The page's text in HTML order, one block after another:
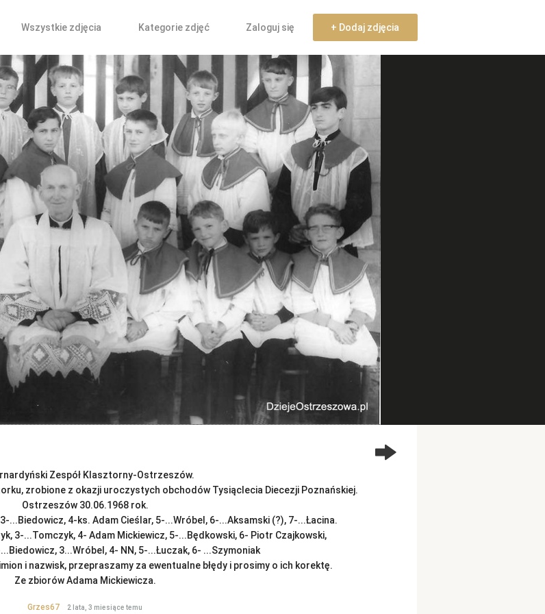
Wszystkie zdjęcia Kategorie zdjęć Zaloguj się + Dodaj zdjęcia
Zespół Klasztorny-Ostrzeszów.
zrobione z okazji uroczystych obchodów Tysiąclecia Diecezji Poznańskiej.
Ostrzeszów 30.06.1968 rok.
...Biedowicz, 4-ks. Adam Cieślar, 5-...Wróbel, 6-...Aksamski (?), 7-...Łacina.
3-...Tomczyk, 4- Adam Mickiewicz, 5-...Będkowski, 6- Piotr Czajkowski,
3...Wróbel, 4- NN, 5-...Łuczak, 6- ...Szymoniak
i nazwisk, przepraszamy za ewentualne błędy i prosimy o ich korektę.
Ze zbiorów Adama Mickiewicza.
Grzes67 2 lata, 3 miesiące temu